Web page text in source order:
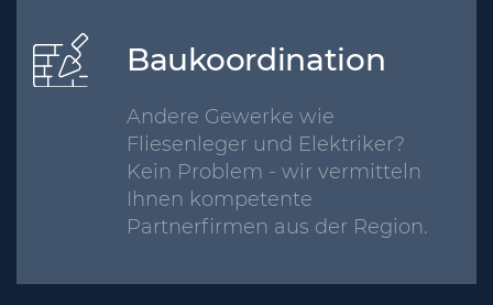
Baukoordination
Andere Gewerke wie
Fliesenleger und Elektriker?
Kein Problem - wir vermitteln
Ihnen kompetente
Partnerfirmen aus der Region.